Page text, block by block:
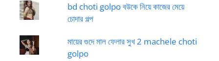
bd choti golpo বউকে নিয়ে কাজের মেয়ে
চোদার গল্প
মায়ের গুদে মাল ফেলার সুখ 2 machele choti
golpo